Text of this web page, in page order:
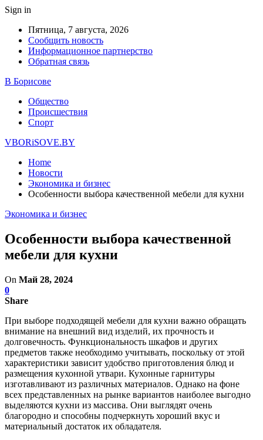
Sign in
Пятница, 7 августа, 2026
Сообщить новость
Информационное партнерство
Обратная связь
В Борисове
Общество
Происшествия
Спорт
VBORiSOVE.BY
Home
Новости
Экономика и бизнес
Особенности выбора качественной мебели для кухни
Экономика и бизнес
Особенности выбора качественной
мебели для кухни
On Май 28, 2024
0
Share
При выборе подходящей мебели для кухни важно обращать
внимание на внешний вид изделий, их прочность и
долговечность. Функциональность шкафов и других
предметов также необходимо учитывать, поскольку от этой
характеристики зависит удобство приготовления блюд и
размещения кухонной утвари. Кухонные гарнитуры
изготавливают из различных материалов. Однако на фоне
всех представленных на рынке вариантов наиболее выгодно
выделяются кухни из массива. Они выглядят очень
благородно и способны подчеркнуть хороший вкус и
материальный достаток их обладателя.